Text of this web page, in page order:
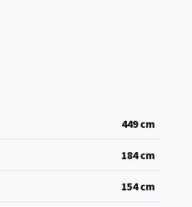
449cm
184cm
154cm